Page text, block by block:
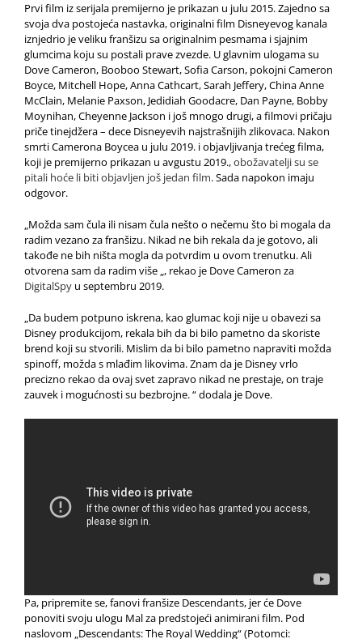
Prvi film iz serijala premijerno je prikazan u julu 2015. Zajedno sa
svoja dva postojeća nastavka, originalni film Disneyevog kanala
iznjedrio je veliku franšizu sa originalnim pesmama i sjajnim
glumcima koju su postali prave zvezde. U glavnim ulogama su
Dove Cameron, Booboo Stewart, Sofia Carson, pokojni Cameron
Boyce, Mitchell Hope, Anna Cathcart, Sarah Jeffery, China Anne
McClain, Melanie Paxson, Jedidiah Goodacre, Dan Payne, Bobby
Moynihan, Cheyenne Jackson i još mnogo drugi, a filmovi pričaju
priče tinejdžera – dece Disneyevih najstrašnijih zlikovaca. Nakon
smrti Camerona Boycea u julu 2019. i objavljivanja trećeg filma,
koji je premijerno prikazan u avgustu 2019.,obožavatelji su se
pitali hoće li biti objavljen još jedan film. Sada napokon imaju
odgovor.
„Možda sam čula ili nisam čula nešto o nečemu što bi mogala da
radim vezano za franšizu. Nikad ne bih rekala da je gotovo, ali
takođe ne bih ništa mogla da potvrdim u ovom trenutku.Ali
otvorena sam da radim više „, rekao je Dove Cameron za
DigitalSpy u septembru 2019.
„Da budem potpuno iskrena, kao glumac koji nije u obavezi sa
Disney produkcijom, rekala bih da bi bilo pametno da skoriste
brend kojisu stvorili. Mislim da bi bilo pametno napraviti možda
spinoff, možda s mlađim likovima.Znam da je Disney vrlo
precizno rekao da ovaj svet zapravo nikad ne prestaje, on traje
zauvek i mogućnosti su bezbrojne. “ dodala je Dove.
Pa, pripremite se, fanovi franšize Descendants, jer će Dove
ponoviti svoju ulogu Mal za predstojeći animirani film. Pod
naslovom „Descendants: The Royal Wedding“ (Potomci: